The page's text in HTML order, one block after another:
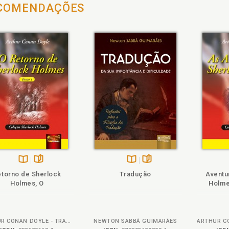
na
de Sherlock
Holmes, O
ARTHUR CONAN DOYLE - TRADUTORA: MARIA TERESA LEMOS DE LIMA
Tradução
NEWTON SABBÁ GUIMARÃES